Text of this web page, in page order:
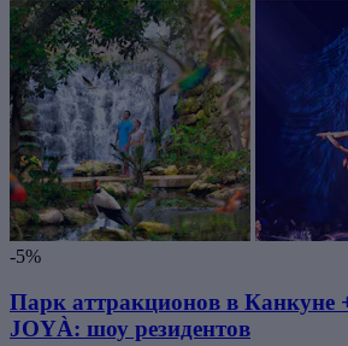
-5%
Парк аттракционов в Канкуне
JOYÀ: шоу резидентов